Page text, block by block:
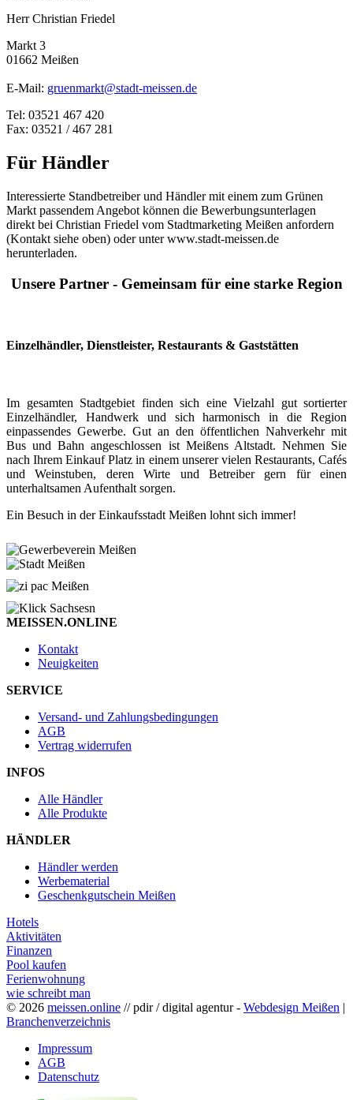
Herr Christian Friedel
Markt 3
01662 Meißen
E-Mail: gruenmarkt@stadt-meissen.de
Tel: 03521 467 420
Fax: 03521 / 467 281
Für Händler
Interessierte Standbetreiber und Händler mit einem zum Grünen
Markt passendem Angebot können die Bewerbungsunterlagen
direkt bei Christian Friedel vom Stadtmarketing Meißen anfordern
(Kontakt siehe oben) oder unter www.stadt-meissen.de
herunterladen.
Unsere Partner - Gemeinsam für eine starke Region
Einzelhändler, Dienstleister, Restaurants & Gaststätten
Im gesamten Stadtgebiet finden sich eine Vielzahl gut sortierter
Einzelhändler, Handwerk und sich harmonisch in die Region
einpassendes Gewerbe. Gut an den öffentlichen Nahverkehr mit
Bus und Bahn angeschlossen ist Meißens Altstadt. Nehmen Sie
nach Ihrem Einkauf Platz in einem unserer vielen Restaurants, Cafés
und Weinstuben, deren Wirte und Betreiber gern für einen
unterhaltsamen Aufenthalt sorgen.
Ein Besuch in der Einkaufsstadt Meißen lohnt sich immer!
MEISSEN.ONLINE
Kontakt
Neuigkeiten
SERVICE
Versand- und Zahlungsbedingungen
AGB
Vertrag widerrufen
INFOS
Alle Händler
Alle Produkte
HÄNDLER
Händler werden
Werbematerial
Geschenkgutschein Meißen
Hotels
Aktivitäten
Finanzen
Pool kaufen
Ferienwohnung
wie schreibt man
© 2026 meissen.online // pdir / digital agentur - Webdesign Meißen |
Branchenverzeichnis
Impressum
AGB
Datenschutz